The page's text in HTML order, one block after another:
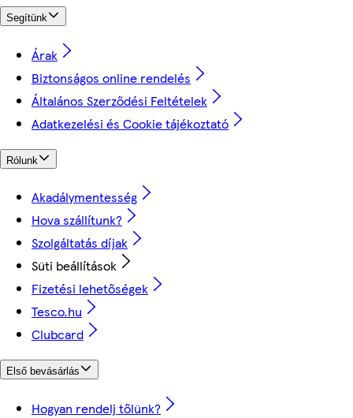
Segítünk
Árak
Biztonságos online rendelés
Általános Szerződési Feltételek
Adatkezelési és Cookie tájékoztató
Rólunk
Akadálymentesség
Hova szállítunk?
Szolgáltatás díjak
Süti beállítások
Fizetési lehetőségek
Tesco.hu
Clubcard
Első bevásárlás
Hogyan rendelj tőlünk?